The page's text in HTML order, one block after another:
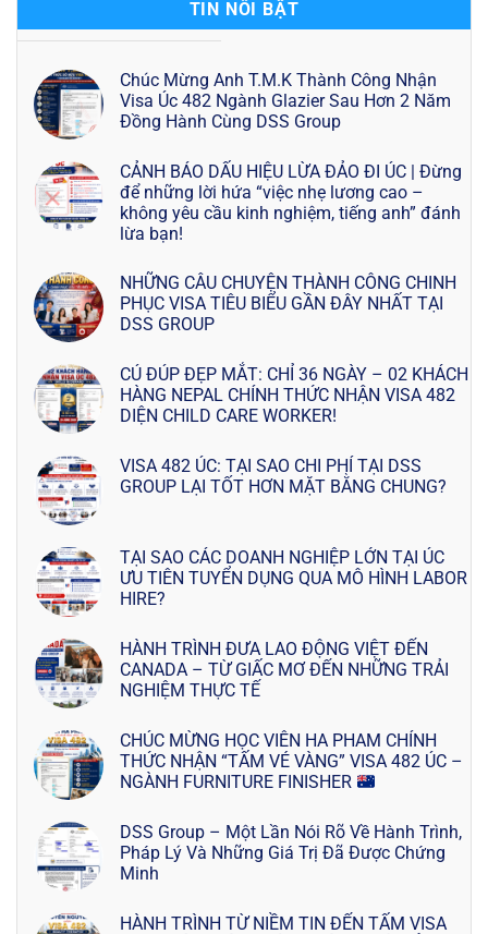
TIN NỔI BẬT
Chúc Mừng Anh T.M.K Thành Công Nhận
Visa Úc 482 Ngành Glazier Sau Hơn 2 Năm
Đồng Hành Cùng DSS Group
CẢNH BÁO DẤU HIỆU LỪA ĐẢO ĐI ÚC | Đừng
để những lời hứa “việc nhẹ lương cao –
không yêu cầu kinh nghiệm, tiếng anh” đánh
lừa bạn!
NHỮNG CÂU CHUYỆN THÀNH CÔNG CHINH
PHỤC VISA TIÊU BIỂU GẦN ĐÂY NHẤT TẠI
DSS GROUP
CÚ ĐÚP ĐẸP MẮT: CHỈ 36 NGÀY – 02 KHÁCH
HÀNG NEPAL CHÍNH THỨC NHẬN VISA 482
DIỆN CHILD CARE WORKER!
VISA 482 ÚC: TẠI SAO CHI PHÍ TẠI DSS
GROUP LẠI TỐT HƠN MẶT BẰNG CHUNG?
TẠI SAO CÁC DOANH NGHIỆP LỚN TẠI ÚC
ƯU TIÊN TUYỂN DỤNG QUA MÔ HÌNH LABOR
HIRE?
HÀNH TRÌNH ĐƯA LAO ĐỘNG VIỆT ĐẾN
CANADA – TỪ GIẤC MƠ ĐẾN NHỮNG TRẢI
NGHIỆM THỰC TẾ
CHÚC MỪNG HỌC VIÊN HA PHAM CHÍNH
THỨC NHẬN “TẤM VÉ VÀNG” VISA 482 ÚC –
NGÀNH FURNITURE FINISHER
DSS Group – Một Lần Nói Rõ Về Hành Trình,
Pháp Lý Và Những Giá Trị Đã Được Chứng
Minh
HÀNH TRÌNH TỪ NIỀM TIN ĐẾN TẤM VISA